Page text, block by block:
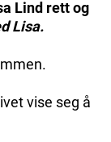
Lind rett og
Lisa.
vise seg å